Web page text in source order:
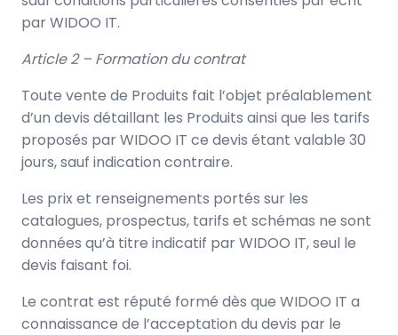
par WIDOO IT.
Article 2 – Formation du contrat
Toute vente de Produits fait l’objet préalablement
d’un devis détaillant les Produits ainsi que les tarifs
proposés par WIDOO IT ce devis étant valable 30
jours, sauf indication contraire.
Les prix et renseignements portés sur les
catalogues, prospectus, tarifs et schémas ne sont
données qu’à titre indicatif par WIDOO IT, seul le
devis faisant foi.
Le contrat est réputé formé dès que WIDOO IT a
connaissance de l’acceptation du devis par le